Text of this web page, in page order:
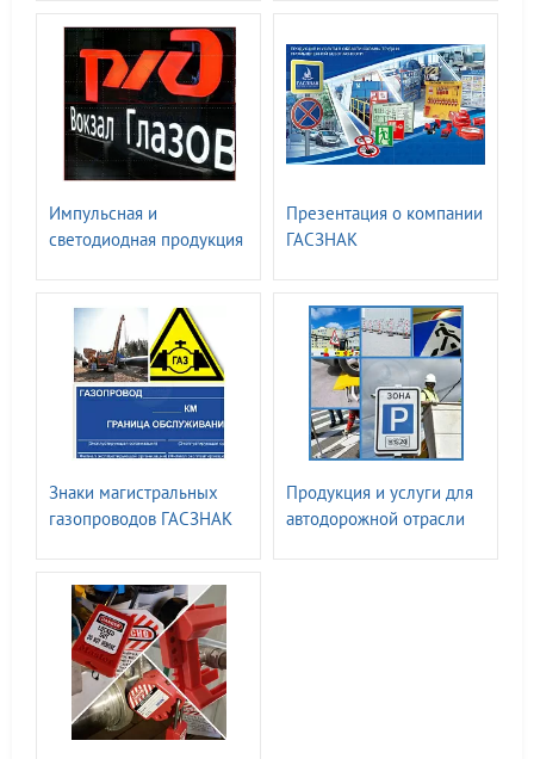
(ФЭС)
Импульсная и
светодиодная продукция
Презентация о компании
ГАСЗНАК
Знаки магистральных
газопроводов ГАСЗНАК
Продукция и услуги для
автодорожной отрасли